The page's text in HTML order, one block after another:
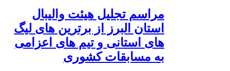
مراسم تجلیل هیئت والیبال
استان البرز از برترین های لیگ
های استانی و تیم های اعزامی
به مسابقات کشوری